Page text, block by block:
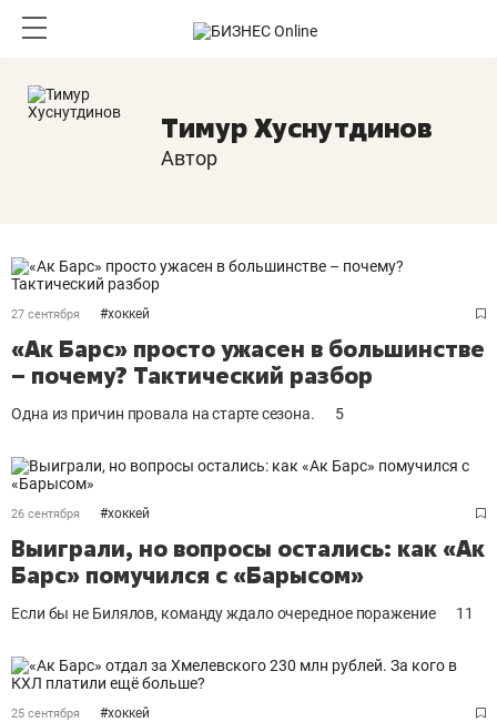
Тимур Хуснутдинов
Автор
27 сентября #хоккей
«Ак Барс» просто ужасен в большинстве
– почему? Тактический разбор
Одна из причин провала на старте сезона. 5
26 сентября #хоккей
Выиграли, но вопросы остались: как «Ак
Барс» помучился с «Барысом»
Если бы не Билялов, команду ждало очередное поражение 11
25 сентября #хоккей